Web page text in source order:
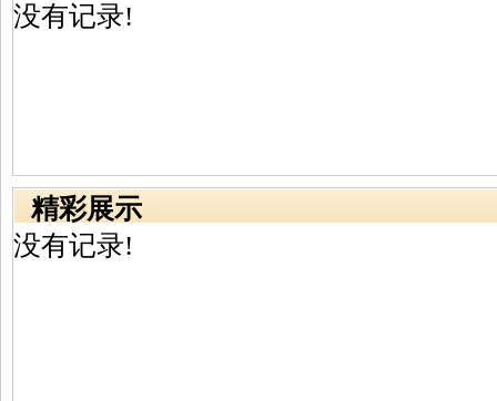
没有记录!
精彩展示
没有记录!